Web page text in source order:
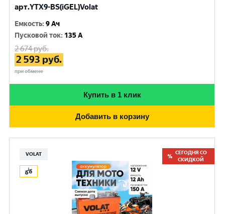
арт.YTX9-BS(iGEL)Volat
Емкость:9 Ач
Пусковой ток: 135 A
2 674руб.
2 593 руб.
при обмене
Купить в 1 клик
Добавить в корзину
VOLAT
СЕГОДНЯ СО
СКИДКОЙ